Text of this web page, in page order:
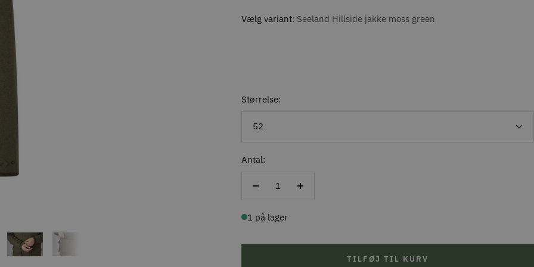
Vælg variant Seeland Hillside jakke moss green
Størrelse:
52
Antal:
Reducer
Forøg
1 på lager
TILFØJ TIL KURV